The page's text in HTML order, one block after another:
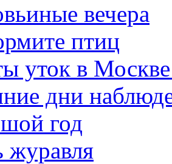
вечера
птиц
уток в
дни
год
журавля